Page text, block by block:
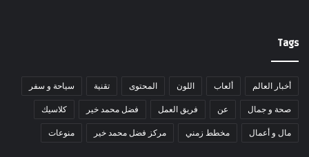
Tags
أخبار العالم ألعاب اللون المحتوى تقنية سياحة و سفر
صحة و جمال عن فريق العمل فضل محمد خير كلاسيك
مال و أعمال مخطط زمني مركز فضل محمد خير منوعات